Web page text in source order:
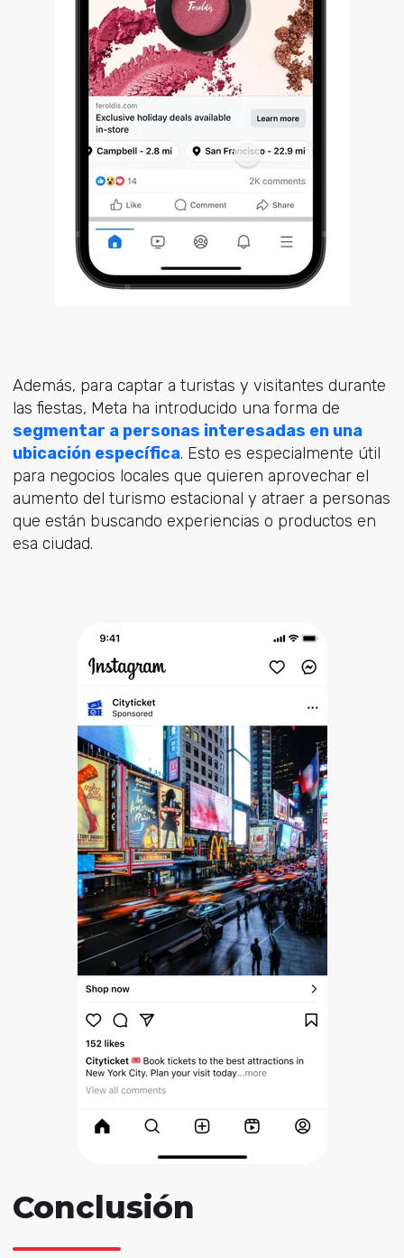
Además, para captar a turistas y visitantes durante
las fiestas, Meta ha introducido una forma de
segmentar a personas interesadas en una
ubicación específica. Esto es especialmente útil
para negocios locales que quieren aprovechar el
aumento del turismo estacional y atraer a personas
que están buscando experiencias o productos en
esa ciudad.
Conclusión